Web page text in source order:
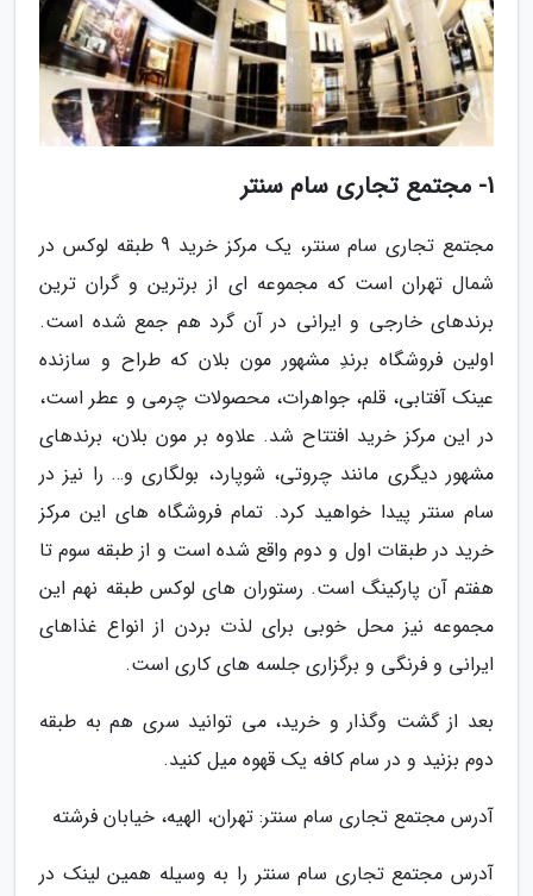
1- مجتمع تجاری سام سنتر
مجتمع تجاری سام سنتر، یک مرکز خرید 9 طبقه لوکس در
شمال تهران است که مجموعه ای از برترین و گران ترین
برندهای خارجی و ایرانی در آن گرد هم جمع شده است.
اولین فروشگاه برندِ مشهور مون بلان که طراح و سازنده
عینک آفتابی، قلم، جواهرات، محصولات چرمی و عطر است،
در این مرکز خرید افتتاح شد. علاوه بر مون بلان، برندهای
مشهور دیگری مانند چروتی، شوپارد، بولگاری و… را نیز در
سام سنتر پیدا خواهید کرد. تمام فروشگاه های این مرکز
خرید در طبقات اول و دوم واقع شده است و از طبقه سوم تا
هفتم آن پارکینگ است. رستوران های لوکس طبقه نهم این
مجموعه نیز محل خوبی برای لذت بردن از انواع غذاهای
ایرانی و فرنگی و برگزاری جلسه های کاری است.
بعد از گشت وگذار و خرید، می توانید سری هم به طبقه
دوم بزنید و در سام کافه یک قهوه میل کنید.
آدرس مجتمع تجاری سام سنتر: تهران، الهیه، خیابان فرشته
آدرس مجتمع تجاری سام سنتر را به وسیله همین لینک در